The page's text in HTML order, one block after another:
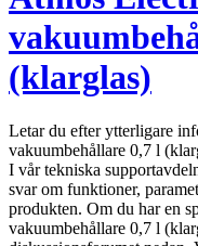
Espresso tonic – en
alla artiklar
Kaffebehållare
Fellow Atmos